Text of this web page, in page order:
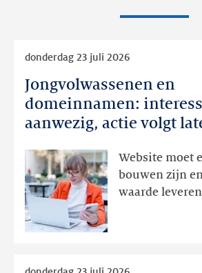
Jongvolwassenen en
domeinnamen:
aanwezig, actie volgt
donderdag 23 juli 2026
Website moet
bouwen zijn
waarde
Jongvolwassenen
domeinnamen:
aanwezig,
actie
volgt
later